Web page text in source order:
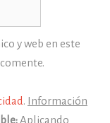
y web en este
. Información
Aplicando